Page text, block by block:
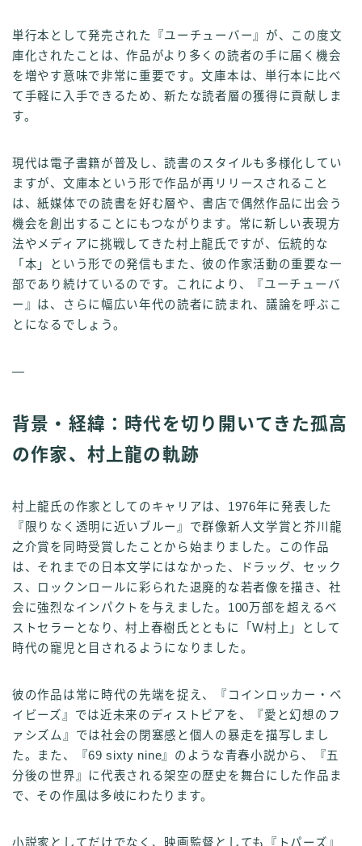
単行本として発売された『ユーチューバー』が、この度文
庫化されたことは、作品がより多くの読者の手に届く機会
を増やす意味で非常に重要です。文庫本は、単行本に比べ
て手軽に入手できるため、新たな読者層の獲得に貢献しま
す。
現代は電子書籍が普及し、読書のスタイルも多様化してい
ますが、文庫本という形で作品が再リリースされること
は、紙媒体での読書を好む層や、書店で偶然作品に出会う
機会を創出することにもつながります。常に新しい表現方
法やメディアに挑戦してきた村上龍氏ですが、伝統的な
「本」という形での発信もまた、彼の作家活動の重要な一
部であり続けているのです。これにより、『ユーチューバ
ー』は、さらに幅広い年代の読者に読まれ、議論を呼ぶこ
とになるでしょう。
—
背景・経緯：時代を切り開いてきた孤高
の作家、村上龍の軌跡
村上龍氏の作家としてのキャリアは、1976年に発表した
『限りなく透明に近いブルー』で群像新人文学賞と芥川龍
之介賞を同時受賞したことから始まりました。この作品
は、それまでの日本文学にはなかった、ドラッグ、セック
ス、ロックンロールに彩られた退廃的な若者像を描き、社
会に強烈なインパクトを与えました。100万部を超えるベ
ストセラーとなり、村上春樹氏とともに「W村上」として
時代の寵児と目されるようになりました。
彼の作品は常に時代の先端を捉え、『コインロッカー・ベ
イビーズ』では近未来のディストピアを、『愛と幻想のフ
ァシズム』では社会の閉塞感と個人の暴走を描写しまし
た。また、『69 sixty nine』のような青春小説から、『五
分後の世界』に代表される架空の歴史を舞台にした作品ま
で、その作風は多岐にわたります。
小説家としてだけでなく、映画監督としても『トパーズ』